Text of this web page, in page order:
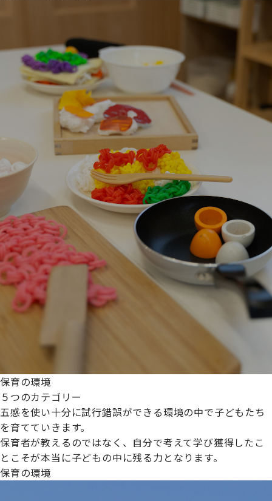
保育の環境
５つのカテゴリー
五感を使い十分に試行錯誤ができる環境の中で子どもたち
を育てていきます。
保育者が教えるのではなく、自分で考えて学び獲得したこ
とこそが本当に子どもの中に残る力となります。
保育の環境